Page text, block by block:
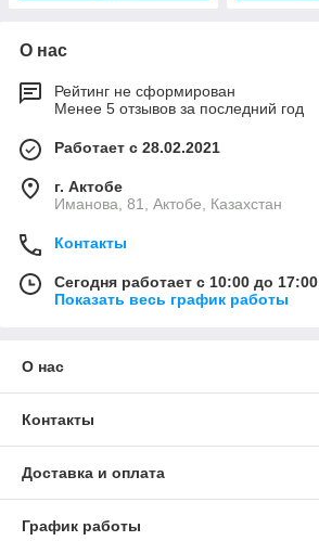
О нас
Рейтинг не сформирован
Менее 5 отзывов за последний год
Работает с 28.02.2021
г. Актобе
Иманова, 81, Актобе, Казахстан
Контакты
Сегодня работает с 10:00 до 17:00
Показать весь график работы
О нас
Контакты
Доставка и оплата
График работы